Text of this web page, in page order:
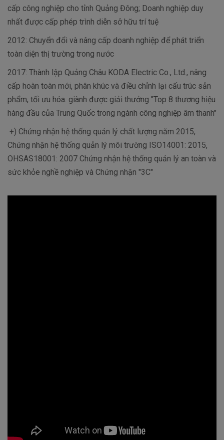
cấp công nghiệp cho tỉnh Quảng Đông; Doanh nghiệp duy
nhất được cấp phép trình diễn sở hữu trí tuệ
2012: Chuyển đổi và nâng cấp doanh nghiệp để phát triển
toàn diện thị trường trong nước
2017: Thành lập Quảng Châu KODA Electric Co., Ltd., nâng
cấp hoàn toàn mới, phân khúc và điều chỉnh lại cấu trúc sản
phẩm, tối ưu hóa. giành được giải thưởng "Top 8 thương hiệu
hàng đầu của Trung Quốc trong ngành công nghiệp âm thanh"
+) Chứng nhận hệ thống quản lý chất lượng năm 2015,
Chứng nhận hệ thống quản lý môi trường ISO14001: 2015,
OHSAS18001: 2007 Chứng nhận hệ thống quản lý an toàn và
sức khỏe nghề nghiệp và Chứng nhận "3C"